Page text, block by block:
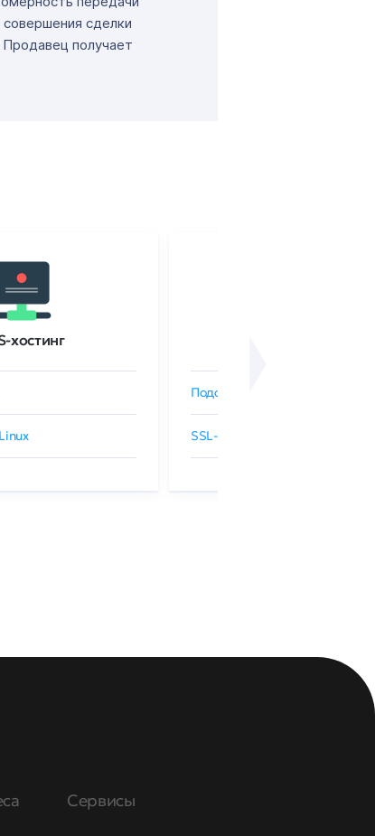
сделки
получает
хостинг
Подобрать SSL-сертификат
SSL-сертификаты GlobalSign
Сервисы